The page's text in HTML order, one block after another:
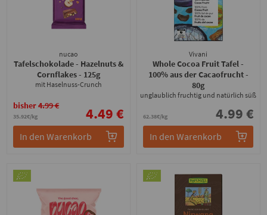
nucao
Tafelschokolade - Hazelnuts &
Cornflakes- 125g
mit Haselnuss-Crunch
35.92€/kg
bisher4.99 € 4.49 €
In den Warenkorb
Vivani
Whole Cocoa Fruit Tafel -
100% aus der Cacaofrucht-
80g
unglaublich fruchtig und natürlich süß
62.38€/kg 4.99 €
In den Warenkorb